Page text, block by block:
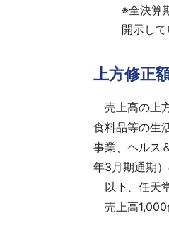
※全決算
開示し
上方修正
売上高の上
食料品等の生
事業、ヘルス
年3月期通期
以下、任天
売上高1,000